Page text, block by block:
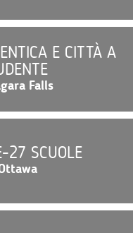
E CITTÀ A
Falls
27 SCUOLE